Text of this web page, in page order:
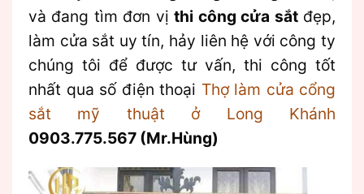
và đang tìm đơn vịthi công cửa sắtđẹp,
làm cửa sắt uy tín, hảy liên hệ với công ty
chúng tôi để được tư vấn, thi công tốt
nhất qua số điện thoại Thợ làm cửa cổng
sắt mỹ thuật ở Long Khánh
0903.775.567 (Mr.Hùng)